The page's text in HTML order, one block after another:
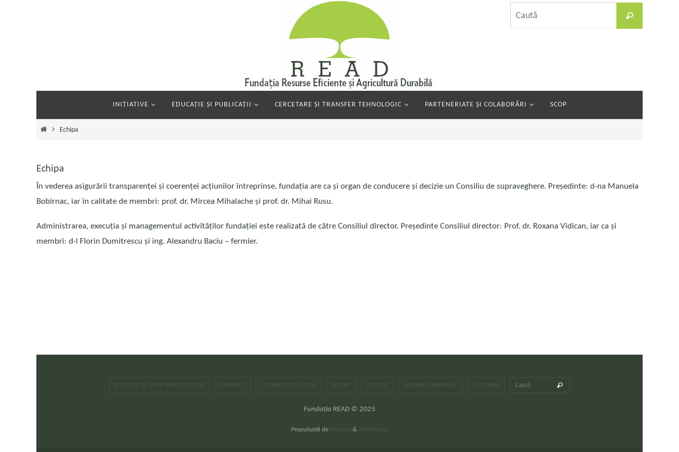
Caută
INIȚIATIVE EDUCAȚIE ȘI PUBLICAȚII CERCETARE ȘI TRANSFER TEHNOLOGIC PARTENERIATE ȘI COLABORĂRI SCOP
PrimaEchipa
Echipa
În vederea asigurării transparenței și coerenței acțiunilor întreprinse, fundația are ca și organ de conducere și decizie un Consiliu de supraveghere. Președinte: d-na Manuela
Bobirnac, iar în calitate de membri: prof. dr. Mircea Mihalache și prof. dr. Mihai Rusu.
Administrarea, execuția și managementul activităților fundației este realizată de către Consiliul director. Președinte Consiliul director: Prof. dr. Roxana Vidican, iar ca și
membri: d-l Florin Dumitrescu și ing. Alexandru Baciu – fermier.
POLITICĂ DE CONFIDENȚIALITATE CONTACT COOKIE POLICY (EU) ECHIPA ISTORIC VEDERE GENERALA VIZIUNEA Caută
Fundația READ © 2025
Propulsată de Nirvana & WordPress.